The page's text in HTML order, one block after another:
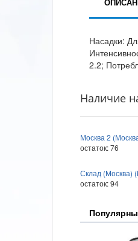
Насадки:
2.2;
Наличие
Москва 2
остаток:76
Склад (Москва)
остаток:94